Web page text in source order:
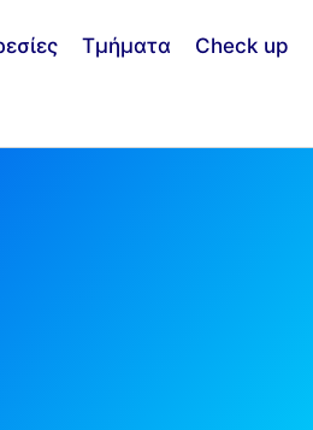
Τμήματα Check up